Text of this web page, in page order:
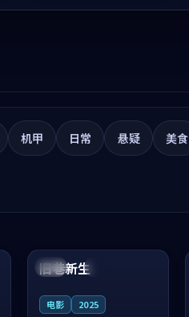
机甲 日常 悬疑 美食
英国
旧巷新生
电影 2025